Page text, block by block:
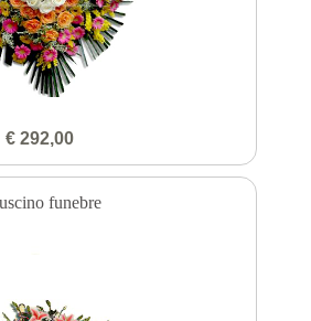
€ 292,00
funebre